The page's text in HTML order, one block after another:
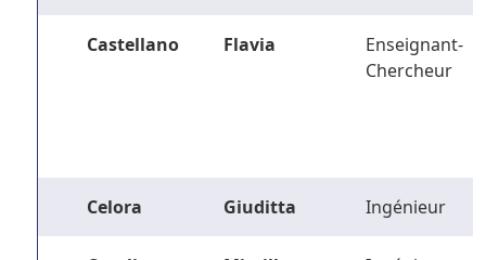
Castellano Flavia
Enseignant-
Chercheur
Celora Giuditta Ingénieur